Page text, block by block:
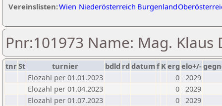
Vereinslisten:Wien Niederösterreich Burgenland
Pnr:101973 Name: Mag. Klaus
tnrSt turnier bdld rd datumf Kerg elo+/-
Elozahl per 01.01.2023
0 2029
Elozahl per 01.04.2023
0 2029
Elozahl per 01.07.2023
0 2029